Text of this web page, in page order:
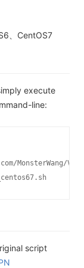
、CentOS7
execute
line:
script